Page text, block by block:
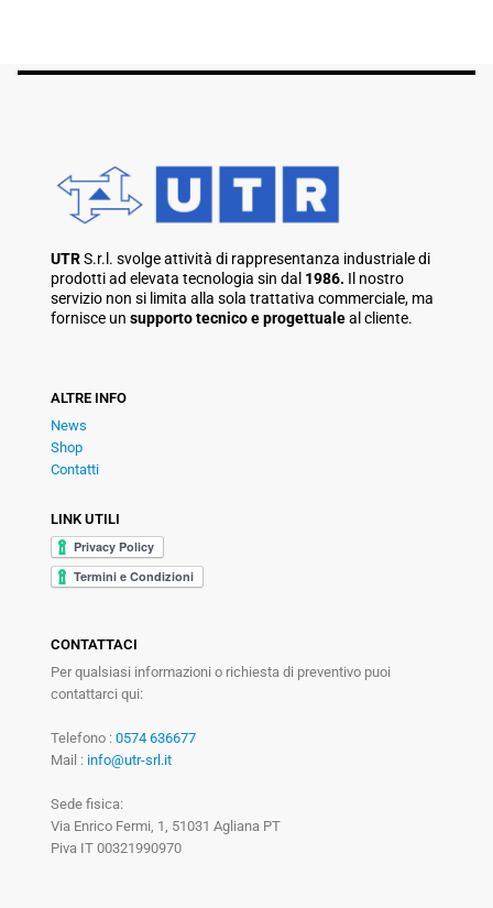
UTRS.r.l. svolge attività di rappresentanza industriale di
prodotti ad elevata tecnologia sin dal 1986. Il nostro
servizio non si limita alla sola trattativa commerciale, ma
fornisce un supporto tecnico e progettualeal cliente.
ALTRE INFO
News
Shop
Contatti
LINK UTILI
CONTATTACI
Per qualsiasi informazioni o richiesta di preventivo puoi
contattarci qui:
Telefono : 0574 636677
Mail : info@utr-srl.it
Sede fisica:
Via Enrico Fermi, 1, 51031 Agliana PT
Piva IT 00321990970